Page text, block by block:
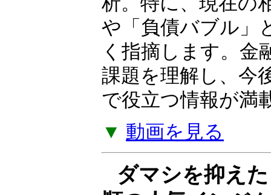
ついて解説する
の金融政策、株式
スクなど、幅広い
析。特に、現在の
や「負債バブル」
く指摘します。金
課題を理解し、今
で役立つ情報が満